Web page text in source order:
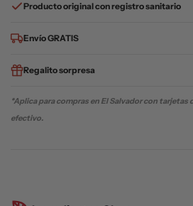
Producto original con registro sanitario
Envío GRATIS
Regalitosorpresa
*Aplica para compras en El Salvador con tarjetas
efectivo.